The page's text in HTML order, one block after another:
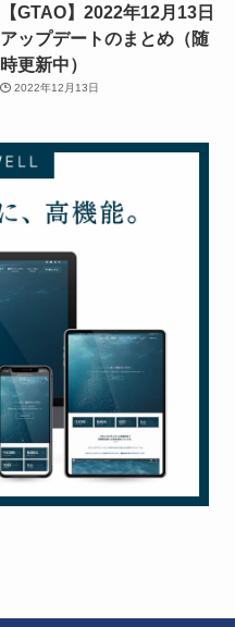
【GTAO】2022年12月13日
アップデートのまとめ（随
時更新中）
2022年12月13日